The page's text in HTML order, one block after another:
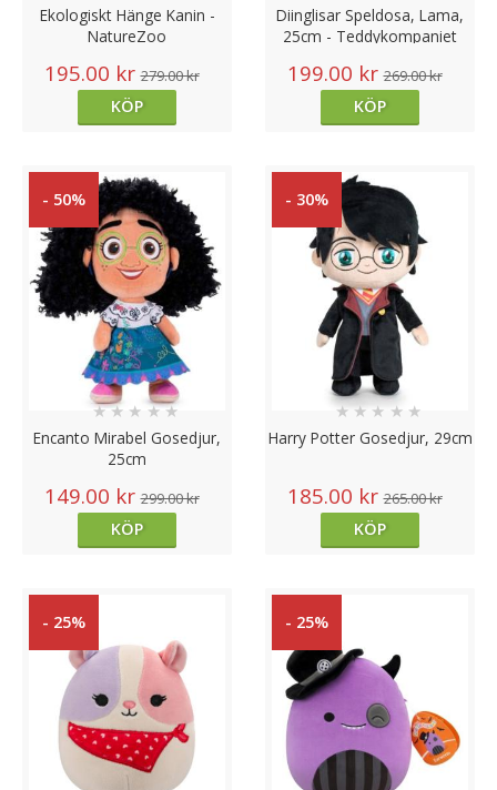
Ekologiskt Hänge Kanin -
NatureZoo
195.00 kr 279.00 kr
KÖP
Diinglisar Speldosa, Lama,
25cm - Teddykompaniet
199.00 kr 269.00 kr
KÖP
- 50%
Encanto Mirabel Gosedjur,
25cm
★★ ★ ★★
149.00 kr 299.00 kr
KÖP
- 30%
Harry Potter Gosedjur, 29cm
★★ ★ ★ ★
185.00 kr 265.00 kr
KÖP
- 25% - 25%